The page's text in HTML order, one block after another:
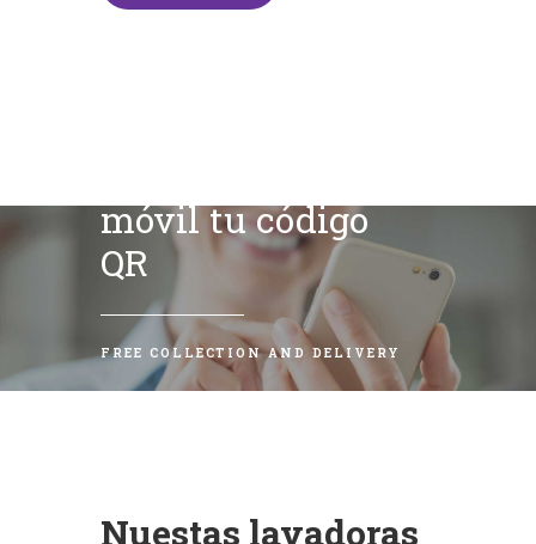
móvil tu código
QR
FREE COLLECTION AND DELIVERY
Nuestas lavadoras